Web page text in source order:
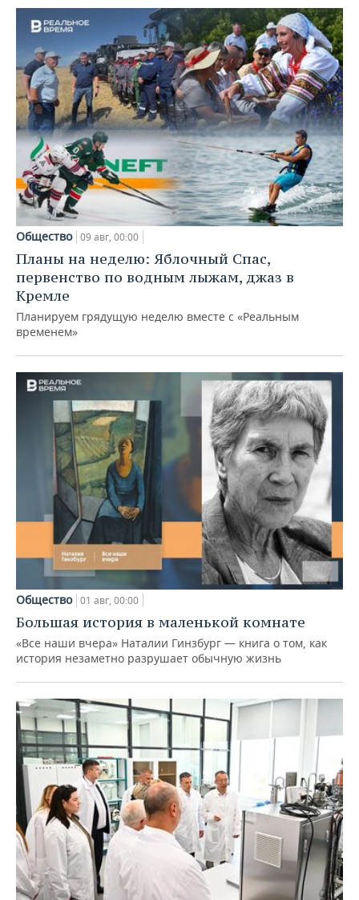
Общество 09 авг, 00:00
Планы на неделю: Яблочный Спас,
первенство по водным лыжам, джаз в
Кремле
Планируем грядущую неделю вместе с «Реальным
временем»
Общество 01 авг, 00:00
Большая история в маленькой комнате
«Все наши вчера» Наталии Гинзбург — книга о том, как
история незаметно разрушает обычную жизнь